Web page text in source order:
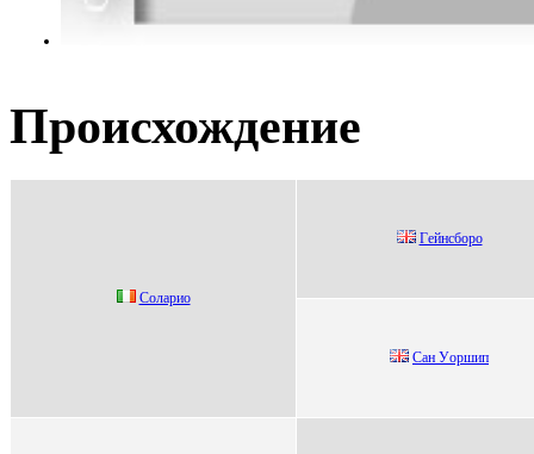
Происхождение
Cолapио
Гeйнcборо
Сан Уopшип